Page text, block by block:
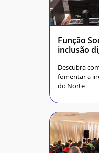
Função
inclusão
Descubra
fomentar a
do Norte